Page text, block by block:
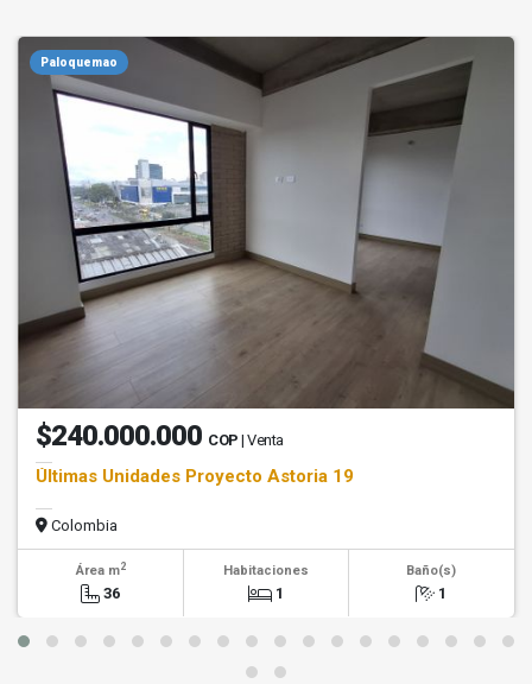
Paloquemao
$240.000.000 COP | Venta
Últimas Unidades Proyecto Astoria 19
Colombia
Área m2
36
Habitaciones
1
Baño(s)
1